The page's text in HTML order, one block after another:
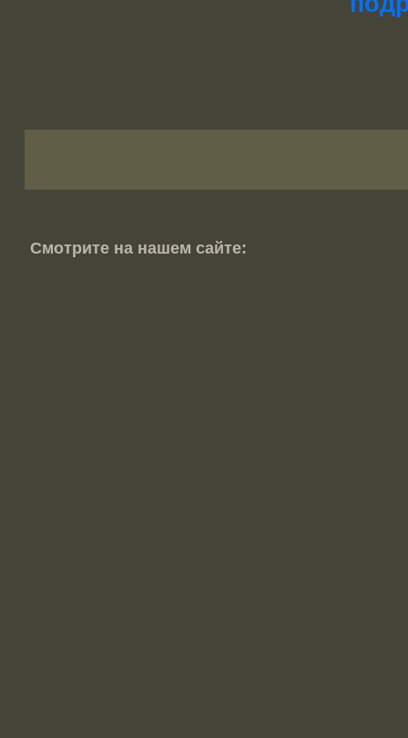
Смотрите на нашем сайте: